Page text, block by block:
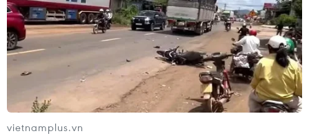
nhưng phải đủ điều kiện kinh doanh, phải thực hiện
nghiêm hướng dẫn về phòng chống dịch.
vietnamplus.vn